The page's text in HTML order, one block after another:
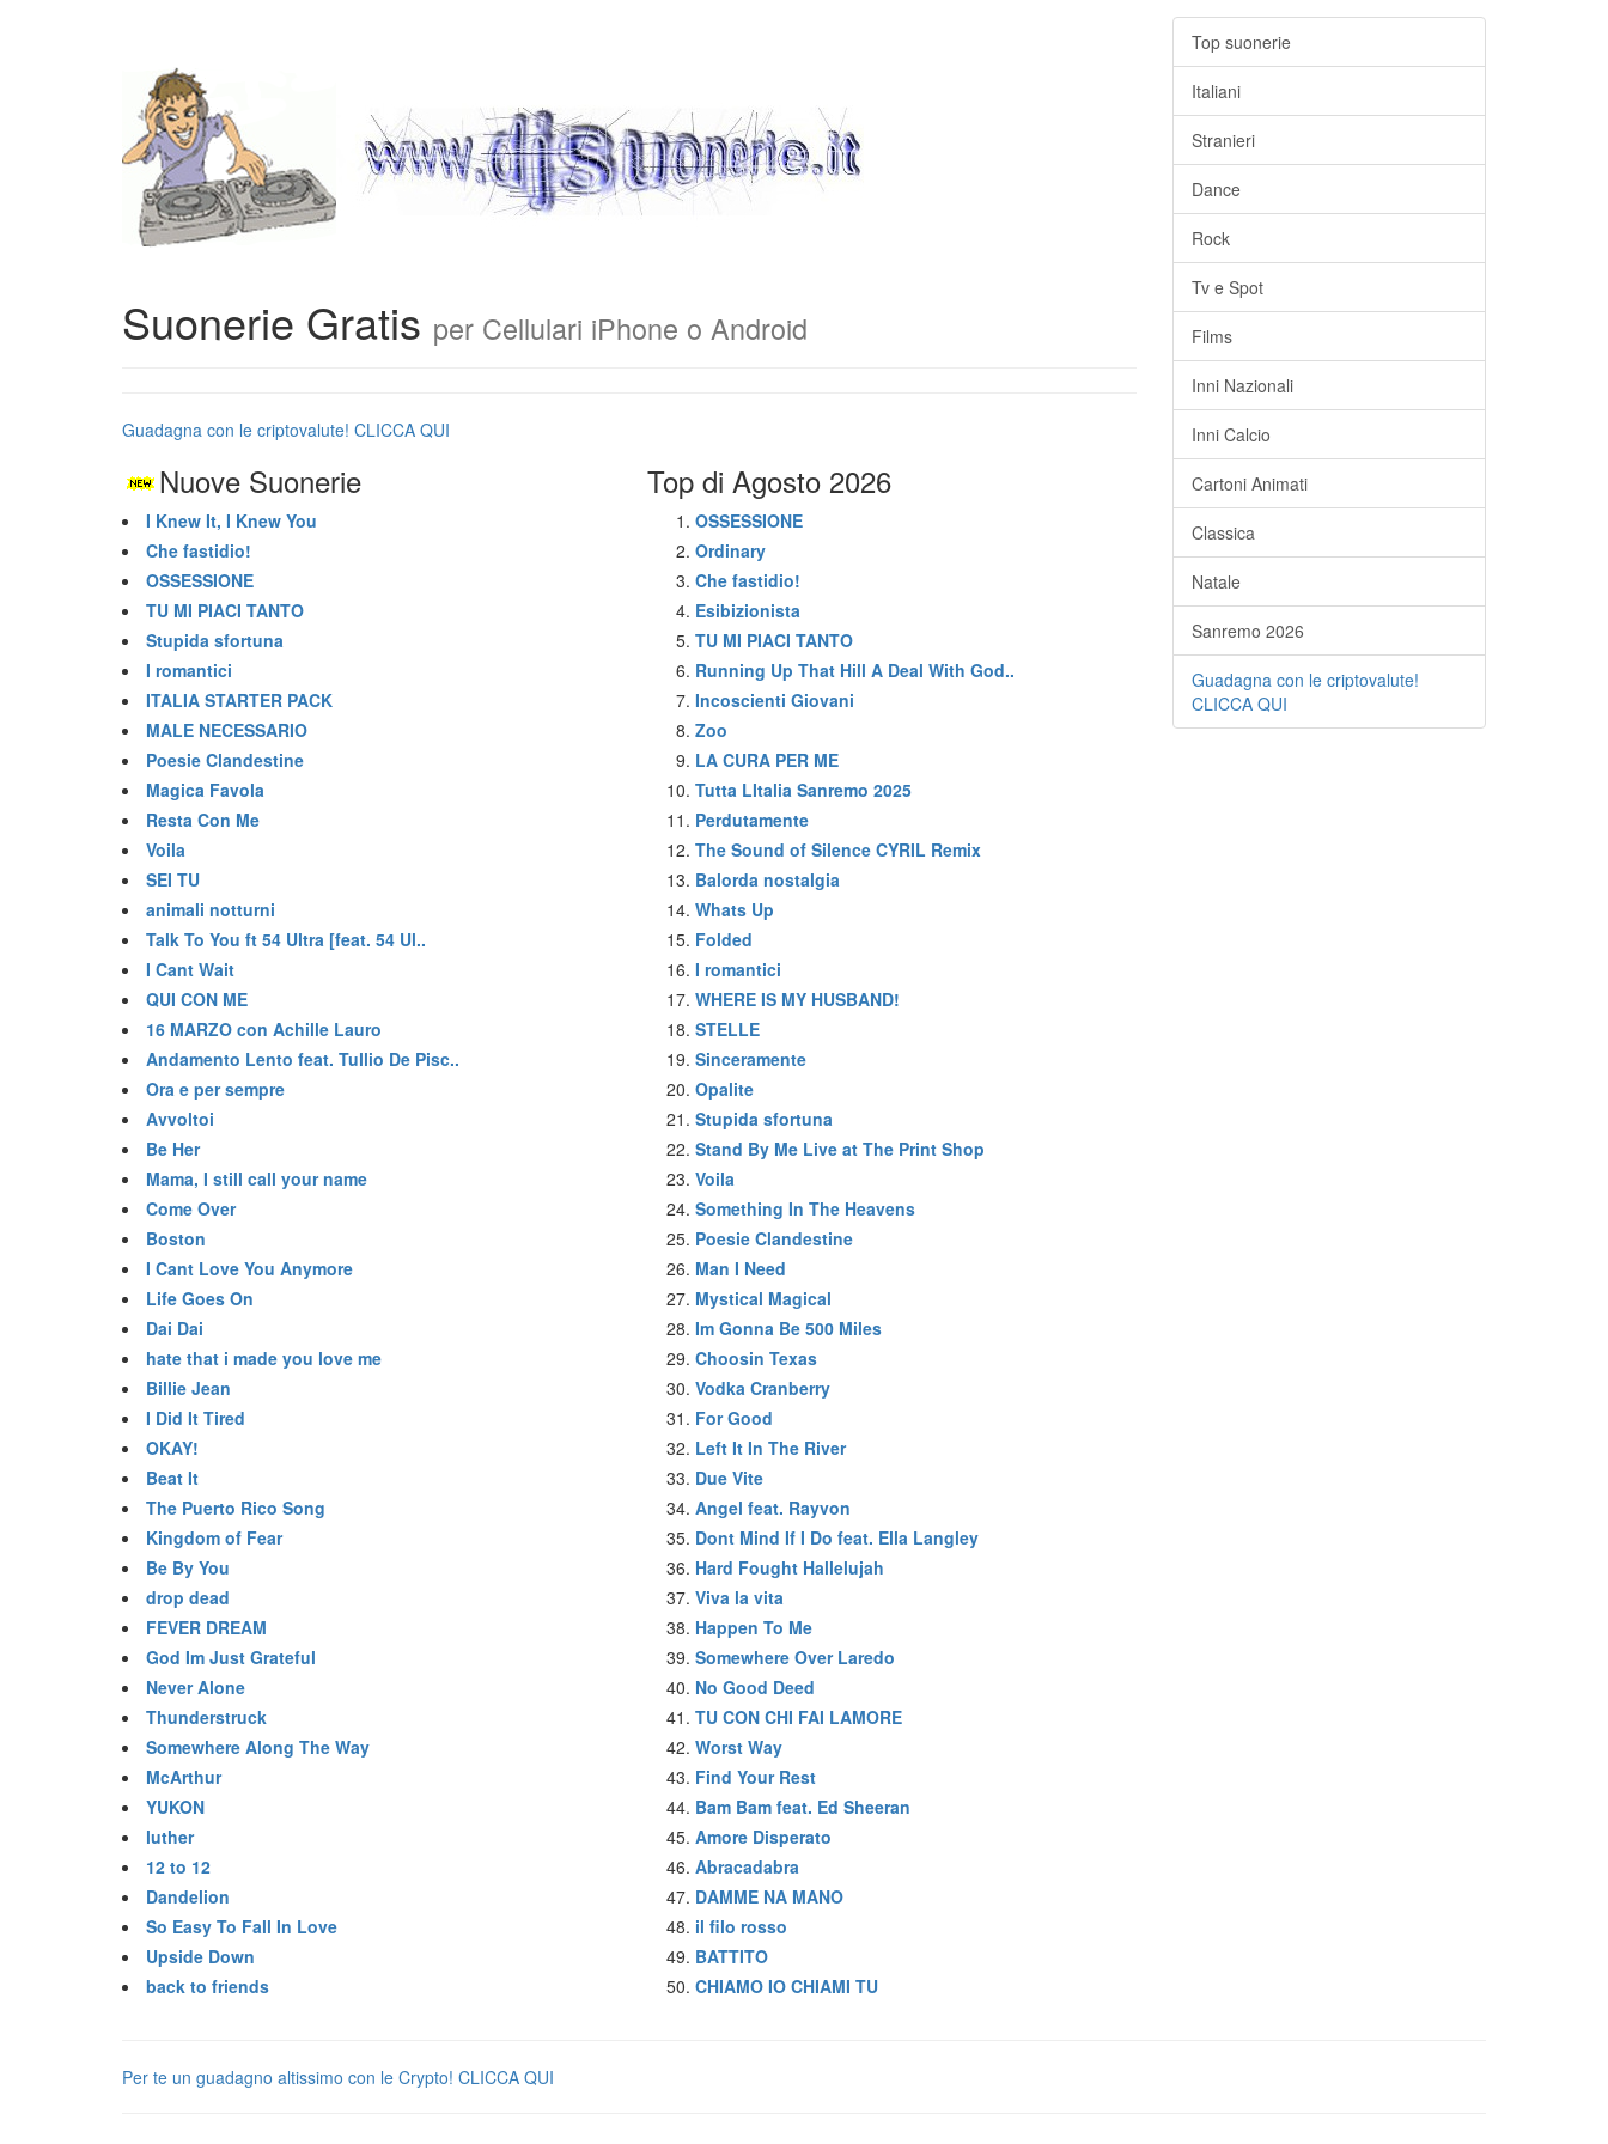
Suonerie Gratis per Cellulari iPhone o Android
Guadagna con le criptovalute! CLICCA QUI
Nuove Suonerie
I Knew It, I Knew You
Che fastidio!
OSSESSIONE
TU MI PIACI TANTO
Stupida sfortuna
I romantici
ITALIA STARTER PACK
MALE NECESSARIO
Poesie Clandestine
Magica Favola
Resta Con Me
Voila
SEI TU
animali notturni
Talk To You ft 54 Ultra [feat. 54 Ul..
I Cant Wait
QUI CON ME
16 MARZO con Achille Lauro
Andamento Lento feat. Tullio De Pisc..
Ora e per sempre
Avvoltoi
Be Her
Mama, I still call your name
Come Over
Boston
I Cant Love You Anymore
Life Goes On
Dai Dai
hate that i made you love me
Billie Jean
I Did It Tired
OKAY!
Beat It
The Puerto Rico Song
Kingdom of Fear
Be By You
drop dead
FEVER DREAM
God Im Just Grateful
Never Alone
Thunderstruck
Somewhere Along The Way
McArthur
YUKON
luther
12 to 12
Dandelion
So Easy To Fall In Love
Upside Down
back to friends
Top di Agosto 2026
OSSESSIONE
Ordinary
Che fastidio!
Esibizionista
TU MI PIACI TANTO
Running Up That Hill A Deal With God..
Incoscienti Giovani
Zoo
LA CURA PER ME
Tutta LItalia Sanremo 2025
Perdutamente
The Sound of Silence CYRIL Remix
Balorda nostalgia
Whats Up
Folded
I romantici
WHERE IS MY HUSBAND!
STELLE
Sinceramente
Opalite
Stupida sfortuna
Stand By Me Live at The Print Shop
Voila
Something In The Heavens
Poesie Clandestine
Man I Need
Mystical Magical
Im Gonna Be 500 Miles
Choosin Texas
Vodka Cranberry
For Good
Left It In The River
Due Vite
Angel feat. Rayvon
Dont Mind If I Do feat. Ella Langley
Hard Fought Hallelujah
Viva la vita
Happen To Me
Somewhere Over Laredo
No Good Deed
TU CON CHI FAI LAMORE
Worst Way
Find Your Rest
Bam Bam feat. Ed Sheeran
Amore Disperato
Abracadabra
DAMME NA MANO
il filo rosso
BATTITO
CHIAMO IO CHIAMI TU
Top suonerie
Italiani
Stranieri
Dance
Rock
Tv e Spot
Films
Inni Nazionali
Inni Calcio
Cartoni Animati
Classica
Natale
Sanremo 2026
Guadagna con le criptovalute!
CLICCA QUI
Per te un guadagno altissimo con le Crypto! CLICCA QUI